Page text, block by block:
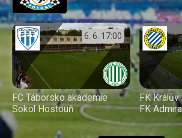
6. 6. 17:00
FC Táborsko akademie
Sokol Hostouň
FK Králův
FK